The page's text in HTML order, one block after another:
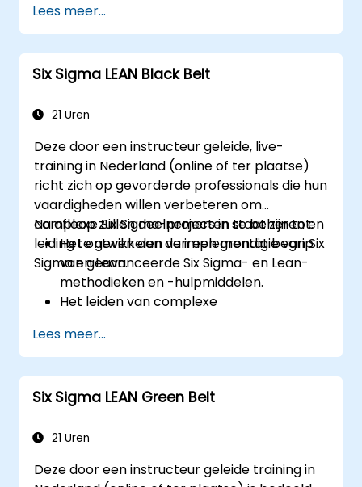
processen worden gebruikt. Bovendien heeft
deze cursus als doel om een denkwijze te
stimuleren die kenmerkend is voor Lean-
management.
Lees meer...
Six Sigma LEAN Black Belt
21 Uren
Deze door een instructeur geleide, live-
training in Nederland (online of ter plaatse)
richt zich op gevorderde professionals die hun
vaardigheden willen verbeteren om
complexe Six Sigma-projecten te beheren en
leiding te geven aan de implementatie van Six
Sigma en Lean.
Na afloop zullen deelnemers in staat zijn tot:
Het ontwikkelen van een grondig begrip
van geavanceerde Six Sigma- en Lean-
methodieken en -hulpmiddelen.
Het leiden van complexe
belangrijk zijn voor de organisatie.
Het uitvoeren van gedetailleerde
statistische analyses en het nemen van
beslissingen op basis van gegevens.
veranderingen en het creëren van een
Lees meer...
Six Sigma LEAN Green Belt
21 Uren
Deze door een instructeur geleide training in